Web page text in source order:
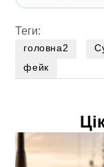
Теги:
головна2
фейк